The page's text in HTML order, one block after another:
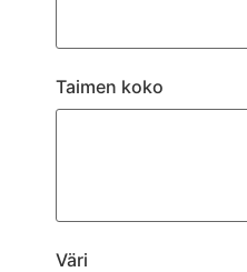
Taimen koko
Väri